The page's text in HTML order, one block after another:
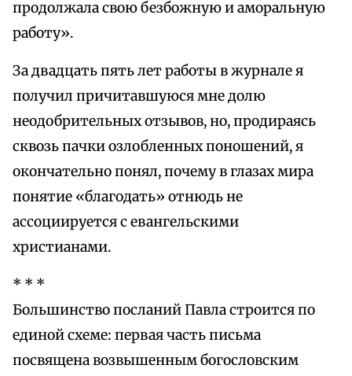
продолжала свою безбожную и аморальную
работу».
За двадцать пять лет работы в журнале я
получил причитавшуюся мне долю
неодобрительных отзывов, но, продираясь
сквозь пачки озлобленных поношений, я
окончательно понял, почему в глазах мира
понятие «благодать» отнюдь не
ассоциируется с евангельскими
христианами.
* * *
Большинство посланий Павла строится по
единой схеме: первая часть письма
посвящена возвышенным богословским